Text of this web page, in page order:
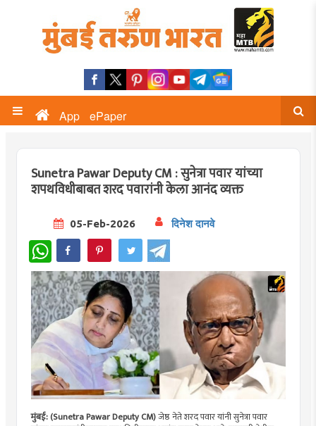
App ePaper
Sunetra Pawar Deputy CM : सुनेत्रा पवार यांच्या
शपथविधीबाबत शरद पवारांनी केला आनंद व्यक्त
05-Feb-2026 दिनेश दानवे
WhatsApp
मुंबई: (Sunetra Pawar Deputy CM)जेष्ठ नेते शरद पवार यांनी सुनेत्रा पवार